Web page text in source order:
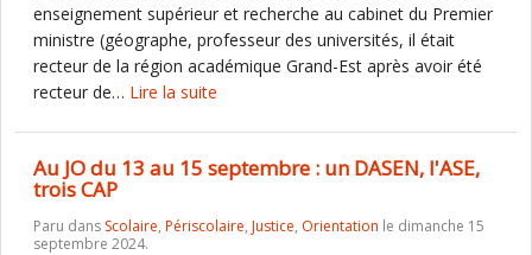
enseignement supérieur et recherche au cabinet du Premier
ministre (géographe, professeur des universités, il était
recteur de la région académique Grand-Est après avoir été
recteur de… Lire la suite
Au JO du 13 au 15 septembre : un DASEN, l'ASE,
trois CAP
Paru dans Scolaire, Périscolaire, Justice, Orientation le dimanche 15
septembre 2024.